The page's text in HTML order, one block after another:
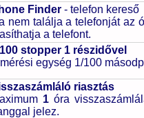
Finder - telefon kereső
nem találja a telefonját az
a telefont.
stopper 1 részidővel
egység 1/100
riasztás
1 óra
jelez.